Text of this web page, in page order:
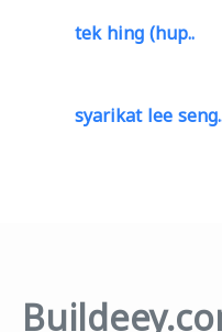
tek hing (hup..
syarikat lee